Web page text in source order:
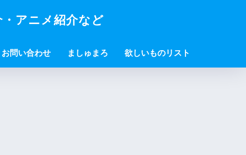
アニメ紹介など
お問い合わせ ましゅまろ 欲しいものリスト